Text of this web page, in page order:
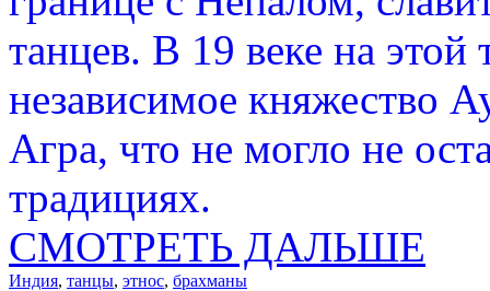
танцев. В 19 веке на этой
независимое княжество
Агра, что не могло не
традициях.
СМОТРЕТЬ ДАЛЬШЕ
Индия, танцы, этнос, брахманы